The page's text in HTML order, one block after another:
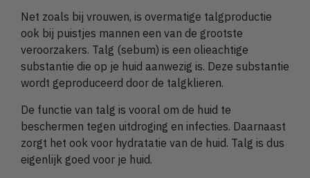
Net zoals bij vrouwen, is overmatige talgproductie
ook bij puistjes mannen een van de grootste
veroorzakers. Talg (sebum) is een olieachtige
substantie die op je huid aanwezig is. Deze substantie
wordt geproduceerd door de talgklieren.
De functie van talg is vooral om de huid te
beschermen tegen uitdroging en infecties. Daarnaast
zorgt het ook voor hydratatie van de huid. Talg is dus
eigenlijk goed voor je huid.